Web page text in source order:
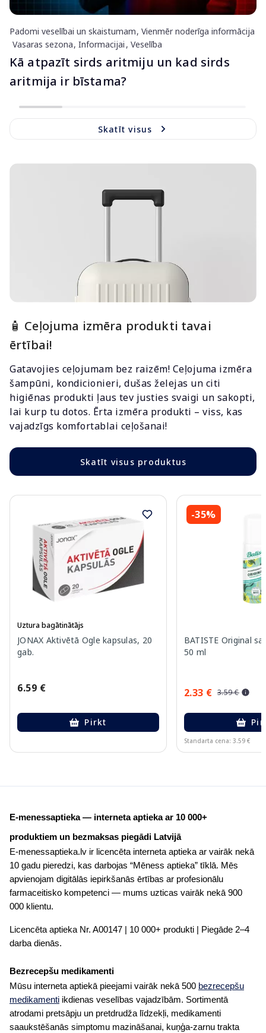
Padomi veselībai un skaistumam Vienmēr noderīga informācija
Vasaras sezona Informacijai Veselība
Kā atpazīt sirds aritmiju un kad sirds
aritmija ir bīstama?
Skatīt visus
🧴 Ceļojuma izmēra produkti tavai
ērtībai!
Gatavojies ceļojumam bez raizēm! Ceļojuma izmēra
šampūni, kondicionieri, dušas želejas un citi
higiēnas produkti ļaus tev justies svaigi un sakopti,
lai kurp tu dotos. Ērta izmēra produkti – viss, kas
vajadzīgs komfortablai ceļošanai!
Skatīt visus produktus
Uztura bagātinātājs
JONAX Aktivētā Ogle kapsulas, 20
gab.
6.59 €
Pirkt
-35%
BATISTE Original
50 ml
2.33 € 3.59 €
Standarta cena: 3.59 €
E-menessaptieka — interneta aptieka ar 10 000+
produktiem un bezmaksas piegādi Latvijā
E-menessaptieka.lv ir licencēta interneta aptieka ar vairāk nekā
10 gadu pieredzi, kas darbojas “Mēness aptieka” tīklā. Mēs
apvienojam digitālās iepirkšanās ērtības ar profesionālu
farmaceitisko kompetenci — mums uzticas vairāk nekā 900
000 klientu.
Licencēta aptieka Nr. A00147 | 10 000+ produkti | Piegāde 2–4
darba dienās.
Bezrecepšu medikamenti
Mūsu interneta aptiekā pieejami vairāk nekā 500 bezrecepšu
medikamenti ikdienas veselības vajadzībām. Sortimentā
atrodami pretsāpju un pretdrudža līdzekļi, medikamenti
saaukstēšanās simptomu mazināšanai, kuņģa-zarnu trakta